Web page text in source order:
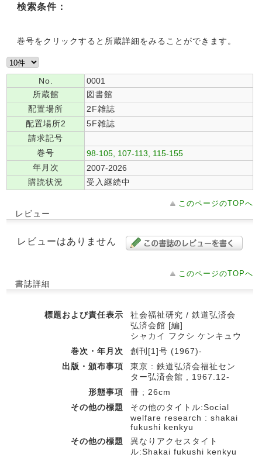
検索条件：
巻号をクリックすると所蔵詳細をみることができます。
No.
0001
所蔵館
図書館
配置場所
2F雑誌
配置場所2
5F雑誌
請求記号
巻号
98-105, 107-113, 115-155
年月次
2007-2026
購読状況
受入継続中
このページのTOPへ
レビュー
レビューはありません
このページのTOPへ
書誌詳細
標題および責任表示
社会福祉研究 / 鉄道弘済会
弘済会館 [編]
シャカイ フクシ ケンキュウ
巻次・年月次
創刊[1]号 (1967)-
出版・頒布事項
東京 : 鉄道弘済会福祉セン
ター弘済会館 , 1967.12-
形態事項
冊 ; 26cm
その他の標題
その他のタイトル:Social
welfare research : shakai
fukushi kenkyu
その他の標題
異なりアクセスタイト
ル:Shakai fukushi kenkyu